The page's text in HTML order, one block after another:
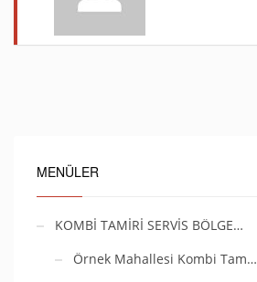
MENÜLER
KOMBİ TAMİRİ SERVİS BÖLGE…
Örnek Mahallesi Kombi Tam…